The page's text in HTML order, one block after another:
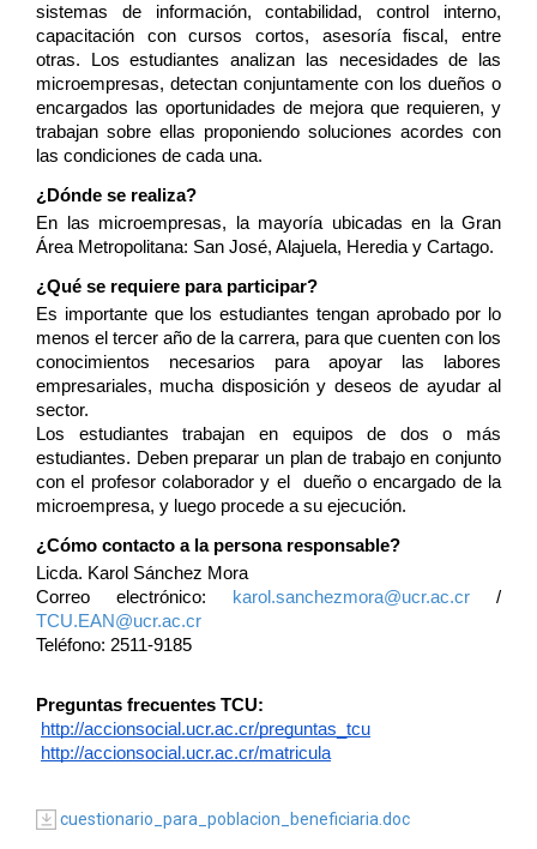
sistemas de información, contabilidad, control interno,
capacitación con cursos cortos, asesoría fiscal, entre
otras. Los estudiantes analizan las necesidades de las
microempresas, detectan conjuntamente con los dueños o
encargados las oportunidades de mejora que requieren, y
trabajan sobre ellas proponiendo soluciones acordes con
las condiciones de cada una.
¿Dónde se realiza?
En las microempresas, la mayoría ubicadas en la Gran
Área Metropolitana: San José, Alajuela, Heredia y Cartago.
¿Qué se requiere para participar?
Es importante que los estudiantes tengan aprobado por lo
menos el tercer año de la carrera, para que cuenten con los
conocimientos necesarios para apoyar las labores
empresariales, mucha disposición y deseos de ayudar al
sector.
Los estudiantes trabajan en equipos de dos o más
estudiantes. Deben preparar un plan de trabajo en conjunto
con el profesor colaborador y el  dueño o encargado de la
microempresa, y luego procede a su ejecución.
¿Cómo contacto a la persona responsable?
Licda. Karol Sánchez Mora
Correo electrónico: karol.sanchezmora@ucr.ac.cr
TCU.EAN@ucr.ac.cr
Teléfono: 2511-9185
Preguntas frecuentes TCU:
http://accionsocial.ucr.ac.cr/preguntas_tcu
http://accionsocial.ucr.ac.cr/matricula
cuestionario_para_poblacion_beneficiaria.doc